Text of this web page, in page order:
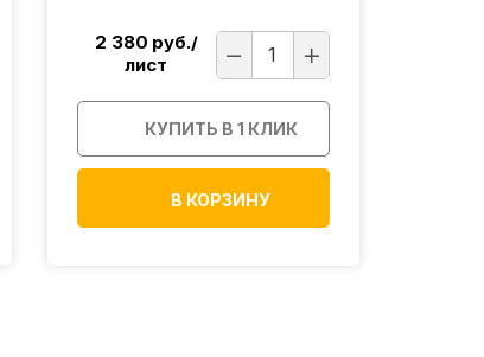
2 380 руб./
лист
КУПИТЬ В 1 КЛИК
В КОРЗИНУ